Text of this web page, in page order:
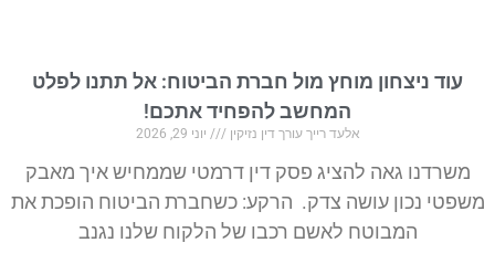
עוד ניצחון מוחץ מול חברת הביטוח: אל תתנו לפלט
המחשב להפחיד אתכם!
אלעד רייך עורך דין נזיקין יוני 29, 2026
משרדנו גאה להציג פסק דין דרמטי שממחיש איך מאבק
משפטי נכון עושה צדק. הרקע: כשחברת הביטוח הופכת את
המבוטח לאשם רכבו של הלקוח שלנו נגנב